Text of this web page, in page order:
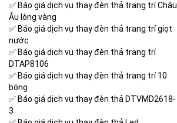
✅ Báo giá dịch vụ thay đèn thả trang trí Châu
Âu lòng vàng
✅ Báo giá dịch vụ thay đèn thả trang trí giọt
nước
✅ Báo giá dịch vụ thay đèn thả trang trí
DTAP8106
✅ Báo giá dịch vụ thay đèn thả trang trí 10
bóng
✅ Báo giá dịch vụ thay đèn thả DTVMD2618-
3